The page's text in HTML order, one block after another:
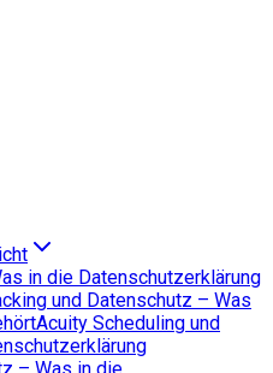
in die Datenschutzerklärung
und Datenschutz – Was
Acuity Scheduling und